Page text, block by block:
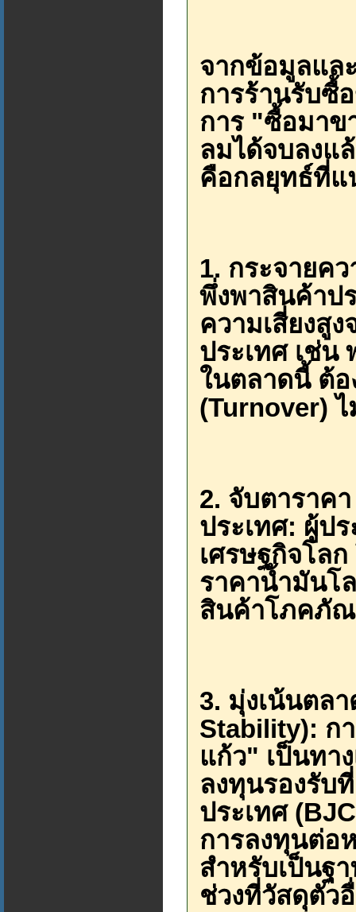
จากข้อมูลแล
การร้านรับซื้
การ "ซื้อมาข
ลมได้จบลงแ
คือกลยุทธ์ที่แ
1. กระจายค
พึ่งพาสินค้าป
ความเสี่ยงสู
ประเทศ เช่น
ในตลาดนี้ ต้อ
(Turnover)
2. จับตาราค
ประเทศ: ผู้ป
เศรษฐกิจโล
ราคาน้ำมันโ
สินค้าโภคภั
3. มุ่งเน้นตล
Stability): ก
แก้ว" เป็นทา
ลงทุนรองรับ
ประเทศ
การลงทุนต่อ
สำหรับเป็นฐ
ช่วงที่วัสดุตัว